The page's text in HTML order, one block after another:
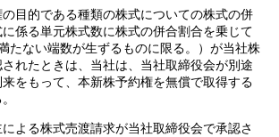
目的である種類の株式についての株式の併
係る単元株式数に株式の併合割合を乗じて
たない端数が生ずるものに限る。）が当社株
れたときは、当社は、当社取締役会が別途
をもって、本新株予約権を無償で取得する
よる株式売渡請求が当社取締役会で承認さ